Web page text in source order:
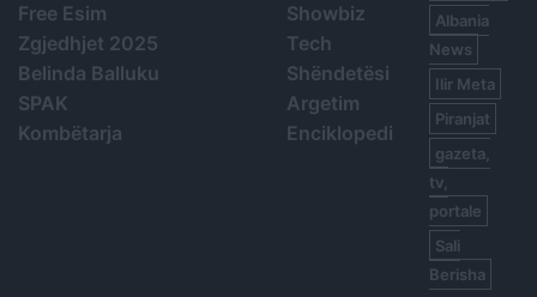
Free Esim
Zgjedhjet 2025
Belinda Balluku
SPAK
Kombëtarja
Showbiz
Tech
Shëndetësi
Argetim
Enciklopedi
Albania
News
Ilir Meta
Piranjat
gazeta,
tv,
portale
Sali
Berisha